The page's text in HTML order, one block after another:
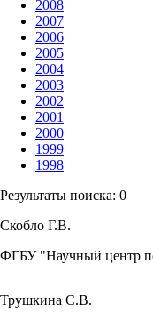
2008
2007
2006
2005
2004
2003
2002
2001
2000
1999
1998
Результаты поиска: 0
Скобло Г.В.
ФГБУ "Научный центр
Трушкина С.В.